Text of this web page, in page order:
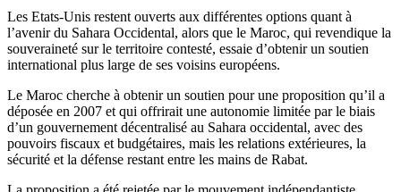
Les Etats-Unis restent ouverts aux différentes options quant à
l’avenir du Sahara Occidental, alors que le Maroc, qui revendique la
souveraineté sur le territoire contesté, essaie d’obtenir un soutien
international plus large de ses voisins européens.
Le Maroc cherche à obtenir un soutien pour une proposition qu’il a
déposée en 2007 et qui offrirait une autonomie limitée par le biais
d’un gouvernement décentralisé au Sahara occidental, avec des
pouvoirs fiscaux et budgétaires, mais les relations extérieures, la
sécurité et la défense restant entre les mains de Rabat.